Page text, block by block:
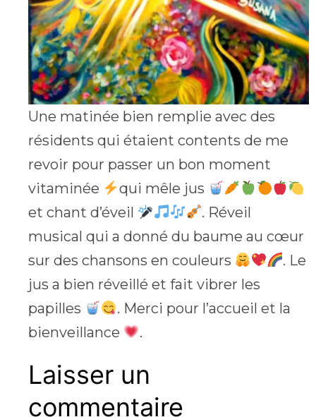
Une matinée bien remplie avec des
résidents qui étaient contents de me
revoir pour passer un bon moment
vitaminée
qui mêle jus
et chant d’éveil
. Réveil
musical qui a donné du baume au cœur
sur des chansons en couleurs
. Le
jus a bien réveillé et fait vibrer les
papilles
. Merci pour l’accueil et la
bienveillance
.
Laisser un
commentaire